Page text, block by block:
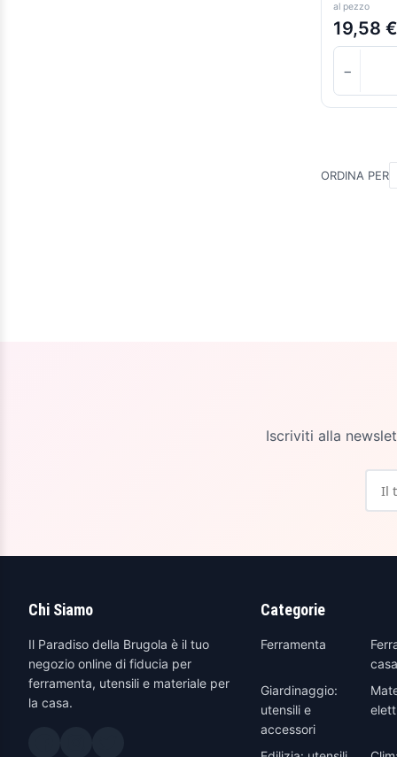
al pezzo
19,58 €
−
ORDINA PER
Iscriviti alla
Chi Siamo
Il Paradiso della Brugola è il tuo
negozio online di fiducia per
ferramenta, utensili e materiale per
la casa.
Categorie
Ferramenta
Giardinaggio:
utensili e
accessori